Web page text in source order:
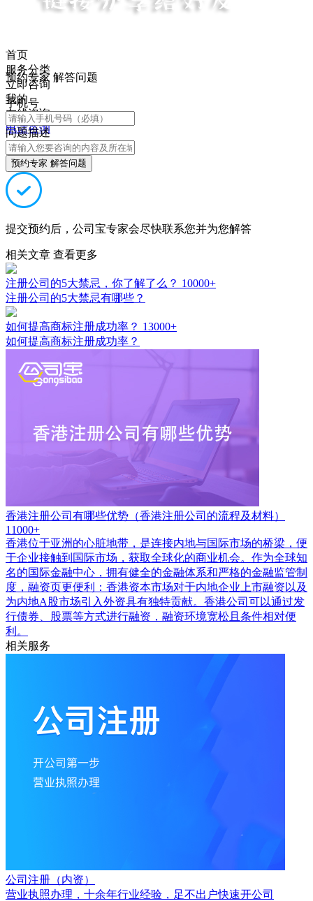
首页
服务分类
立即咨询
我的
在线咨询
电话咨询
预约专家 解答问题
手机号
问题描述
预约专家 解答问题
提交预约后，公司宝专家会尽快联系您并为您解答
相关文章 查看更多
注册公司的5大禁忌，你了解了么？ 10000+
注册公司的5大禁忌有哪些？
如何提高商标注册成功率？ 13000+
如何提高商标注册成功率？
香港注册公司有哪些优势（香港注册公司的流程及材料）
11000+
香港位于亚洲的心脏地带，是连接内地与国际市场的桥梁，便
于企业接触到国际市场，获取全球化的商业机会。作为全球知
名的国际金融中心，拥有健全的金融体系和严格的金融监管制
度，融资页更便利：香港资本市场对于内地企业上市融资以及
为内地A股市场引入外资具有独特贡献。香港公司可以通过发
行债券、股票等方式进行融资，融资环境宽松且条件相对便
利。
相关服务
公司注册（内资）
营业执照办理，十余年行业经验，足不出户快速开公司